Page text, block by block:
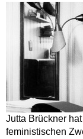
Jutta Brückner
feministischen